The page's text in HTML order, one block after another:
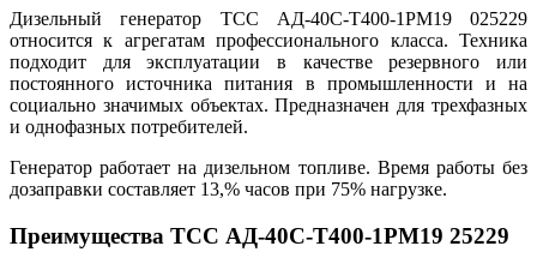
Дизельный генератор ТСС АД-40С-Т400-1РМ19 025229
относится к агрегатам профессионального класса. Техника
подходит для эксплуатации в качестве резервного или
постоянного источника питания в промышленности и на
социально значимых объектах. Предназначен для трехфазных
и однофазных потребителей.
Генератор работает на дизельном топливе. Время работы без
дозаправки составляет 13,% часов при 75% нагрузке.
Преимущества ТСС АД-40С-Т400-1РМ19 25229